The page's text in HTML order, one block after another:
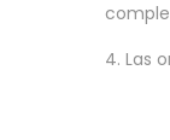
4. Las